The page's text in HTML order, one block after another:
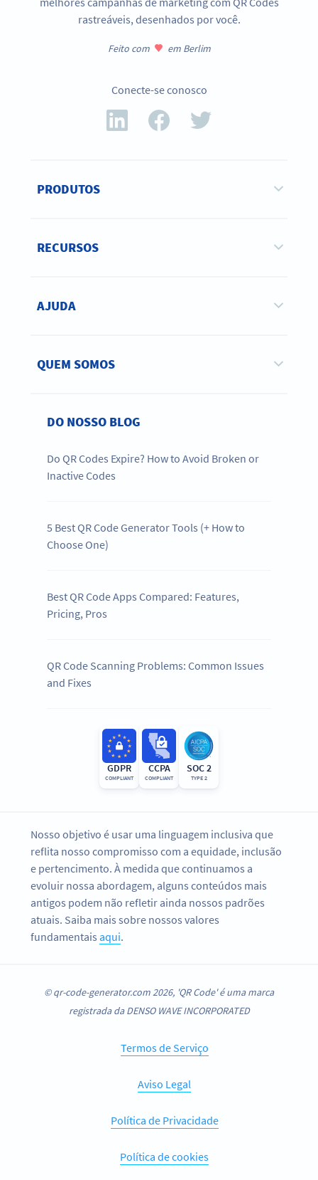
rastreáveis, desenhados por você.
Feito com em Berlim
Conecte-se conosco
PRODUTOS
RECURSOS
AJUDA
QUEM SOMOS
DO NOSSO BLOG
Do QR Codes Expire? How to Avoid Broken or
Inactive Codes
5 Best QR Code Generator Tools (+ How to
Choose One)
Best QR Code Apps Compared: Features,
Pricing, Pros
QR Code Scanning Problems: Common Issues
and Fixes
GDPR
COMPLIANT
CCPA
COMPLIANT
SOC 2
TYPE 2
Nosso objetivo é usar uma linguagem inclusiva que
reflita nosso compromisso com a equidade, inclusão
e pertencimento. À medida que continuamos a
evoluir nossa abordagem, alguns conteúdos mais
antigos podem não refletir ainda nossos padrões
atuais. Saiba mais sobre nossos valores
fundamentaisaqui.
© qr-code-generator.com 2026, 'QR Code' é uma marca
registrada da DENSO WAVE INCORPORATED
Termos de Serviço
Aviso Legal
Política de Privacidade
Política de cookies